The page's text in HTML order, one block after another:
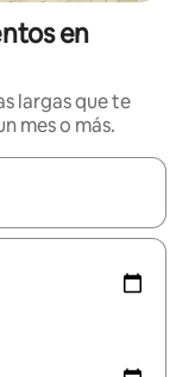
en
largas que te
mes o más.
navega con las